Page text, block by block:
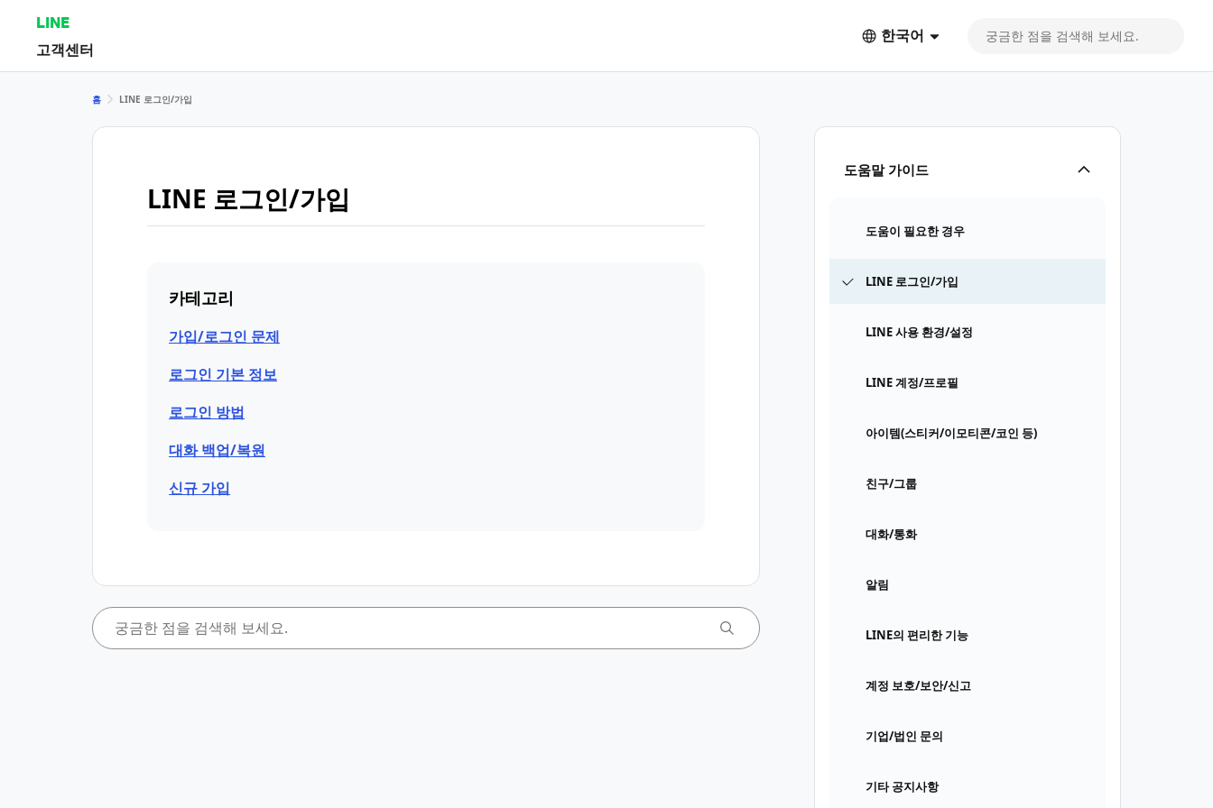
LINE
고객센터
한국어
도움말 가이드
도움이 필요한 경우
LINE 로그인/가입
LINE 사용 환경/설정
LINE 계정/프로필
아이템(스티커/이모티콘/코인 등)
친구/그룹
대화/통화
알림
LINE의 편리한 기능
계정 보호/보안/신고
기업/법인 문의
기타 공지사항
홈 LINE 로그인/가입
LINE 로그인/가입
카테고리
가입/로그인 문제
로그인 기본 정보
로그인 방법
대화 백업/복원
신규 가입